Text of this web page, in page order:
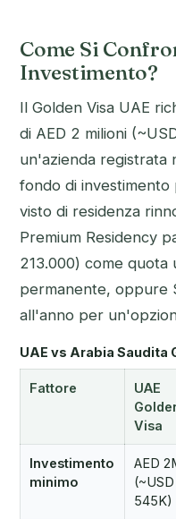
Come Si
Investimento?
Il Golden Visa UAE
di AED 2 milioni
un'azienda registrata
fondo di
visto di residenza
Premium Residency
213.000) come
permanente, oppure
all'anno per
UAE vs Arabia
Fattore
UAE
Visa
Investimento
minimo
AED
(~USD
545K)